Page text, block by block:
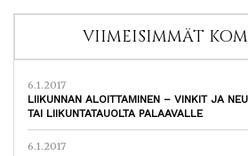
VIIMEISIMMÄT
6.1.2017
LIIKUNNAN ALOITTAMINEN – VINKIT JA
TAI LIIKUNTATAUOLTA PALAAVALLE
6.1.2017